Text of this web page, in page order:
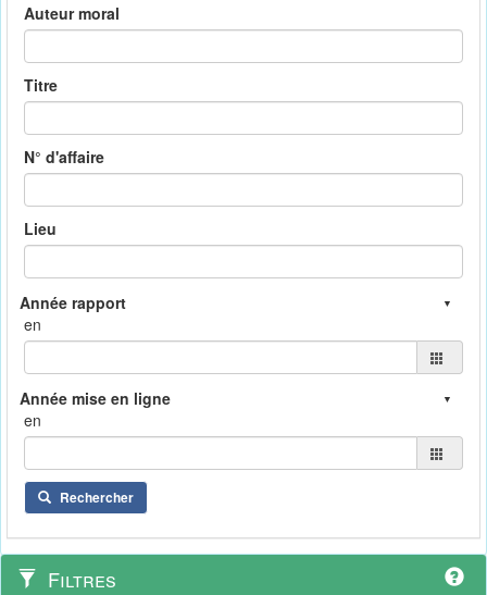
Auteur moral
Titre
N° d'affaire
Lieu
en
en
Rechercher
Filtres